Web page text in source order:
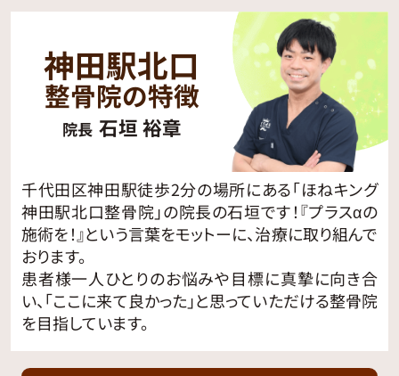
神田駅北口
整骨院の特徴
院長 石垣 裕章
千代田区神田駅徒歩2分の場所にある「ほねキング
神田駅北口整骨院」の院長の石垣です！『プラスαの
施術を！』という言葉をモットーに、治療に取り組んで
おります。
患者様一人ひとりのお悩みや目標に真摯に向き合
い、「ここに来て良かった」と思っていただける整骨院
を目指しています。